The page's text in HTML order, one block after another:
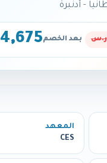
بعد الخصم4,675 ر.س
المعهد
CES